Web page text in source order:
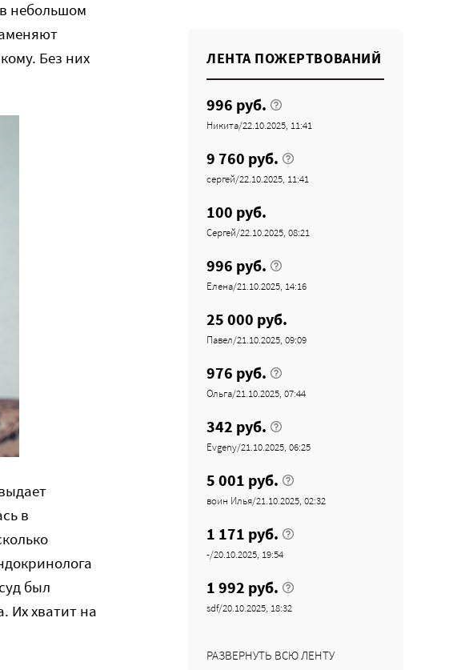
небольшом
Без них
в
был
Их хватит на
ЛЕНТА ПОЖЕРТВОВАНИЙ
996 руб.
Никита/22.10.2025, 11:41
9 760 руб.
сергей/22.10.2025, 11:41
100 руб.
Сергей/22.10.2025, 08:21
996 руб.
Елена/21.10.2025, 14:16
25 000 руб.
Павел/21.10.2025, 09:09
976 руб.
Ольга/21.10.2025, 07:44
342 руб.
Evgeny/21.10.2025, 06:25
5 001 руб.
воин Илья/21.10.2025, 02:32
1 171 руб.
-/20.10.2025, 19:54
1 992 руб.
sdf/20.10.2025, 18:32
РАЗВЕРНУТЬ ВСЮ ЛЕНТУ